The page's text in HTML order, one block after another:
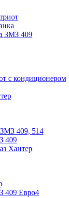
ЗМЗ 409
с кондиционером
409, 514
409
Хантер
409 Евро4